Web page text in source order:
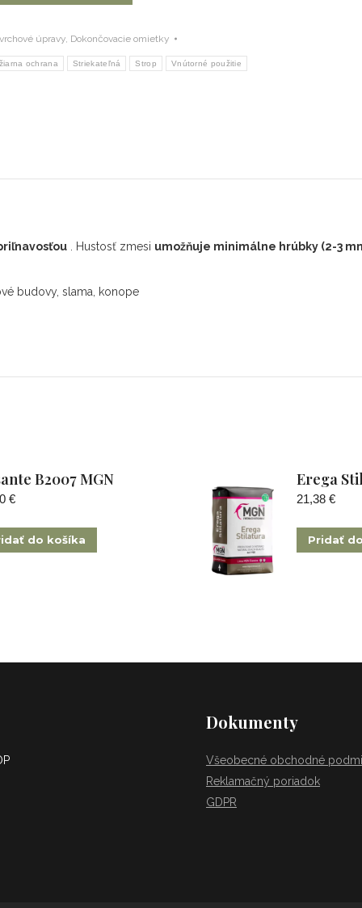
úpravy, Dokončovacie omietky
ochrana Striekateľná Strop Vnútorné použitie
. Hustosť zmesi umožňuje minimálne hrúbky (2-3
budovy, slama, konope
B2007 MGN
€
do košíka
Erega
21,38 €
Pridať
Dokumenty
Všeobecné obchodné
Reklamačný poriadok
GDPR